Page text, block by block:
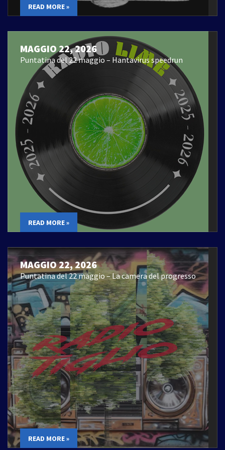
READ MORE »
MAGGIO 22, 2026
Puntatina del 22 maggio – Hantavirus speedrun
READ MORE »
MAGGIO 22, 2026
Puntatina del 22 maggio – La camera del progresso
READ MORE »